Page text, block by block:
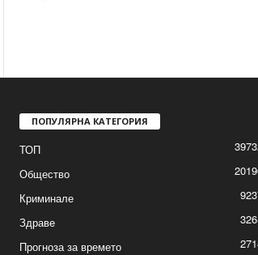
ПОПУЛЯРНА КАТЕГОРИЯ
ТОП
Общество
Криминале
Здраве
Прогноза за времето